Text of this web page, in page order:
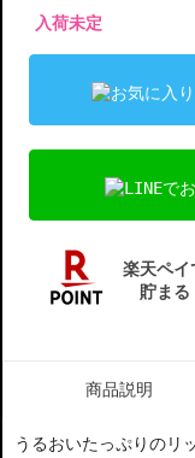
入荷未定
商品説明
うるおいたっぷりのリ